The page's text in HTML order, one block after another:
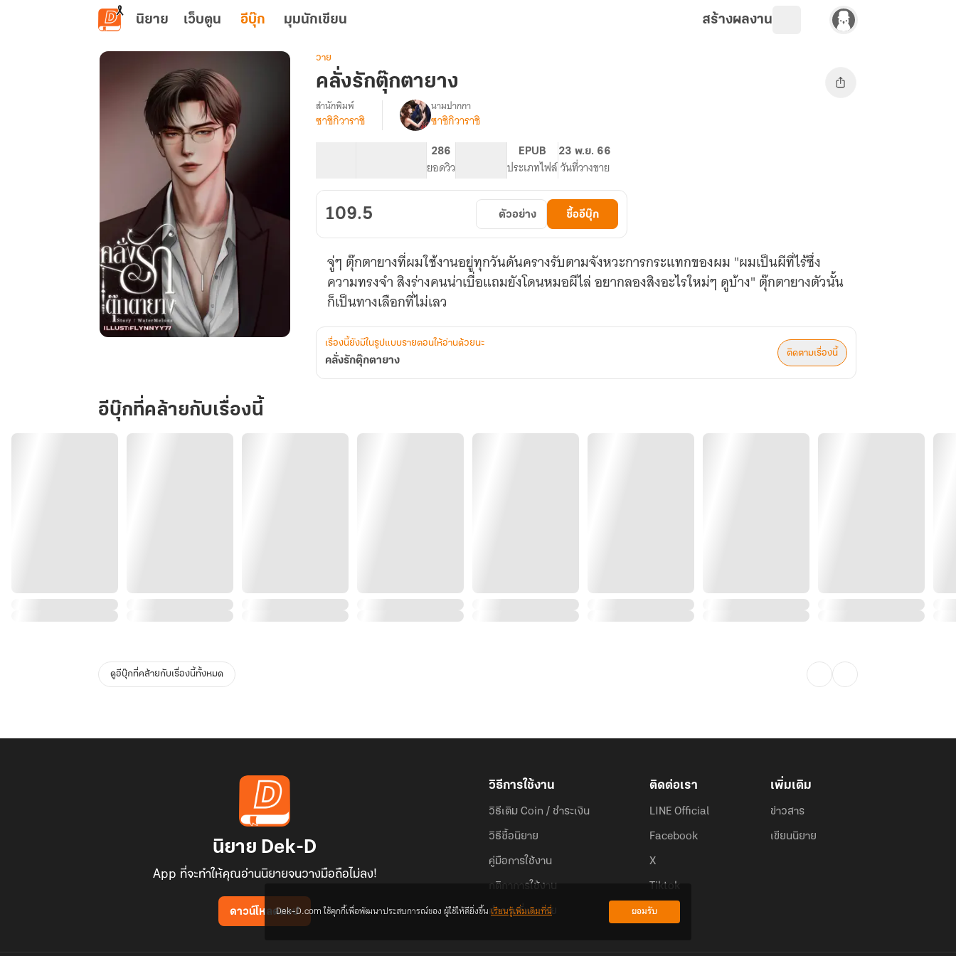
ข้ามไปยังเนื้อหาหลัก
นิยาย เว็บตูน อีบุ๊ก มุมนักเขียน สร้างผลงาน
ยาง
วาย
คลั่งรักตุ๊กตายาง
เรื่อง
สำนักพิมพ์
ซาชิกิวาราชิ
นามปากกา
ซาชิกิวาราชิ
286
ยอดวิว
EPUB
ประเภทไฟล์
23 พ.ย. 66
วันที่วางขาย
109.5 ตัวอย่าง ซื้ออีบุ๊ก
จู่ๆ ตุ๊กตายางที่ผมใช้งานอยู่ทุกวันดันครางรับตามจังหวะการกระแทกของผม "ผมเป็นผีที่ไร้ซึ่ง
ความทรงจำ สิงร่างคนน่าเบื่อแถมยังโดนหมอผีไล่ อยากลองสิงอะไรใหม่ๆ ดูบ้าง" ตุ๊กตายางตัวนั้น
ก็เป็นทางเลือกที่ไม่เลว
เรื่องนี้ยังมีในรูปแบบรายตอนให้อ่านด้วยนะ
คลั่งรักตุ๊กตายาง
ติดตามเรื่องนี้
อีบุ๊กที่คล้ายกับเรื่องนี้
ดูอีบุ๊กที่คล้ายกับเรื่องนี้ทั้งหมด
นิยาย Dek-D
App ที่จะทำให้คุณอ่านนิยายจนวางมือถือไม่ลง!
ดาวน์โหลดแอป
วิธีการใช้งาน
วิธีเติม Coin / ชำระเงิน
วิธีซื้อนิยาย
คู่มือการใช้งาน
กติกาการใช้งาน
คำถามที่พบบ่อย
ติดต่อเรา
LINE Official
Facebook
X
Tiktok
เพิ่มเติม
ข่าวสาร
เขียนนิยาย
Dek-D.com ใช้คุกกี้เพื่อพัฒนาประสบการณ์ของ ผู้ใช้ให้ดียิ่งขึ้นเรียนรู้เพิ่มเติมที่นี่ ยอมรับ